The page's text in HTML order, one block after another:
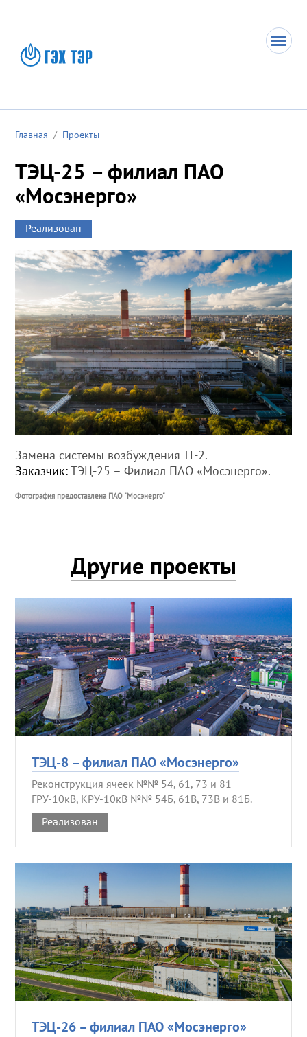
Главная / Проекты
ТЭЦ-25 – филиал ПАО
«Мосэнерго»
Реализован
Замена системы возбуждения ТГ-2.
Заказчик:ТЭЦ-25 – Филиал ПАО «Мосэнерго».
Фотография предоставлена ПАО "Мосэнерго"
Другие проекты
ТЭЦ-8 – филиал ПАО «Мосэнерго»
Реконструкция ячеек №№ 54, 61, 73 и 81
ГРУ-10кВ, КРУ-10кВ №№ 54Б, 61В, 73В и 81Б.
Реализован
ТЭЦ-26 – филиал ПАО «Мосэнерго»